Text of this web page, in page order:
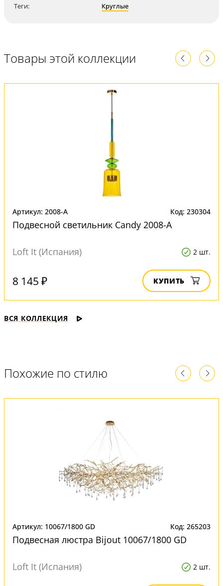
Теги: Круглые
Товары этой коллекции
Артикул: 2008-A Код: 230304
Подвесной светильник Candy 2008-A
Loft It (Испания) 2 шт.
8 145 ₽ КУПИТЬ
ВСЯ КОЛЛЕКЦИЯ
Похожие по стилю
Артикул: 10067/1800 GD Код: 265203
Подвесная люстра Bijout 10067/1800 GD
Loft It (Испания) 2 шт.